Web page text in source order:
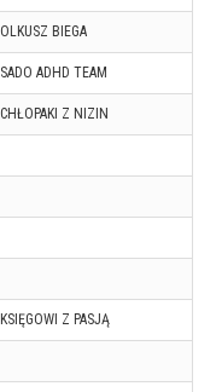
OLKUSZ BIEGA
SADO ADHD TEAM
CHŁOPAKI Z NIZIN
KSIĘGOWI Z PASJĄ